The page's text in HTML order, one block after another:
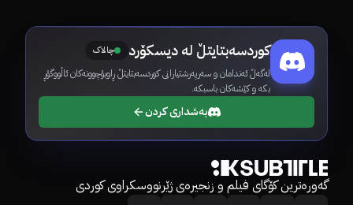
کوردسەبتایتڵ لە دیسکۆرد چالاک
لەگەڵ ئەندامان و سەرپەرشتیارانی کوردسەبتایتڵ ڕاوبۆچوونەکان ئاڵووگۆڕ
بکە و کێشەکان باسبکە.
بەشداری کردن
گەورەترین کۆگای فیلم و زنجیرەی ژێرنووسکراوی کوردی